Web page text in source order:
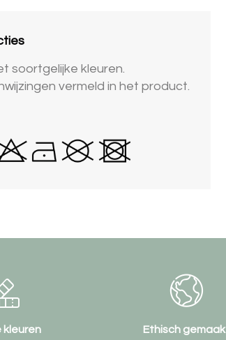
soortgelijke kleuren.
vermeld in het product.
kleuren Ethisch